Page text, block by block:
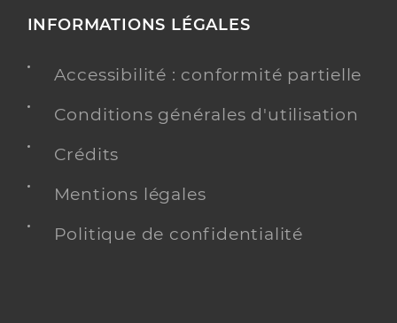
INFORMATIONS LÉGALES
Accessibilité : conformité partielle
Conditions générales d'utilisation
Crédits
Mentions légales
Politique de confidentialité